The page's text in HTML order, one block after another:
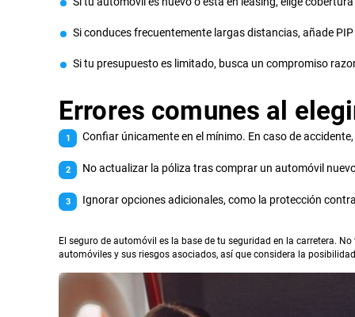
Si conduces frecuentemente largas distancias, añade
Si tu presupuesto es limitado, busca un compromiso
Errores comunes al
Confiar únicamente en el mínimo. En caso de
No actualizar la póliza tras comprar un automóvil
Ignorar opciones adicionales, como la protección
El seguro de automóvil es la base de tu seguridad en la carretera.
automóviles y sus riesgos asociados, así que considera la